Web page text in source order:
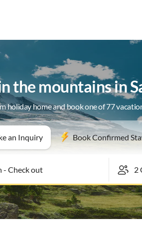
the mountains in
holiday home and book one of 77
an Inquiry Book Confirmed
Check out